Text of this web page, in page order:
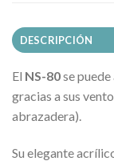
DESCRIPCIÓN
El NS-80se
gracias a sus
abrazadera).
Su elegante